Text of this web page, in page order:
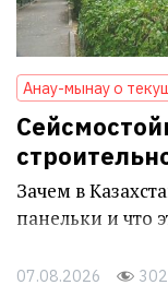
Анау-мынау о
Зачем в
панельки и что
07.08.2026